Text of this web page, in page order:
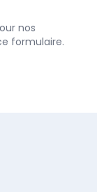
nos
formulaire.